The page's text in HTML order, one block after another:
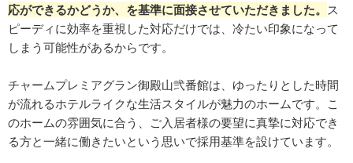
応ができるかどうか、を基準に面接させていただきました。 ス
ピーディに効率を重視した対応だけでは、冷たい印象になって
しまう可能性があるからです。
チャームプレミアグラン御殿山弐番館は、ゆったりとした時間
が流れるホテルライクな生活スタイルが魅力のホームです。こ
のホームの雰囲気に合う、ご入居者様の要望に真摯に対応でき
る方と一緒に働きたいという思いで採用基準を設けています。